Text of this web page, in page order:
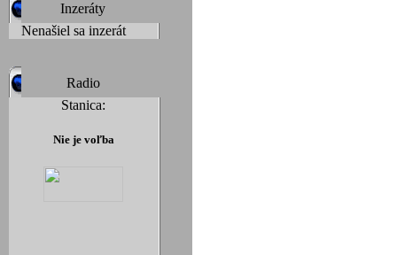
Inzeráty
Nenašiel sa inzerát
Radio
Stanica:
Nie je voľba